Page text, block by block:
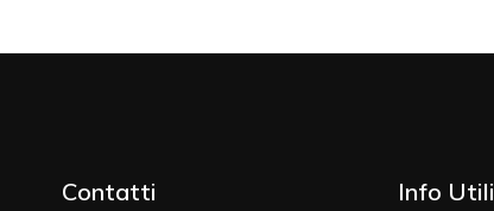
Contatti Info Utili